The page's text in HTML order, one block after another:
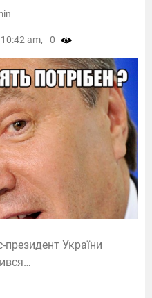
України
am, 0